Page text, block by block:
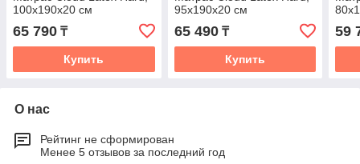
100x190x20 см
65 790 ₸
Купить
95x190x20 см
65 490₸
Купить
59
О нас
Рейтинг не сформирован
Менее 5 отзывов за последний год